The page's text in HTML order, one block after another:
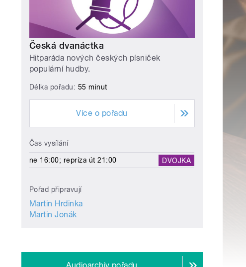
Česká dvanáctka
Hitparáda nových českých písniček
populární hudby.
Délka pořadu: 55 minut
Více o pořadu
Čas vysílání
ne 16:00; repríza út 21:00 DVOJKA
Pořad připravují
Martin Hrdinka
Martin Jonák